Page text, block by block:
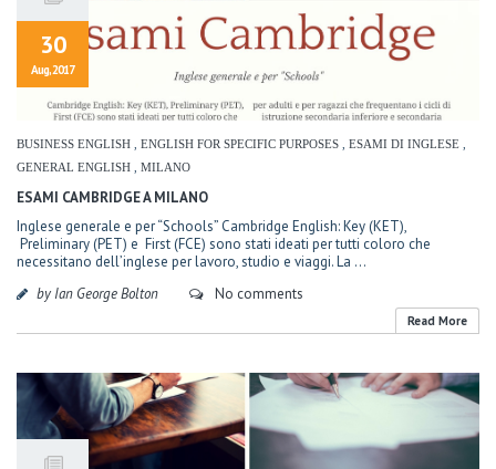
30
Aug, 2017
BUSINESS ENGLISH ENGLISH FOR SPECIFIC PURPOSES ESAMI DI INGLESE
GENERAL ENGLISH
MILANO
ESAMI CAMBRIDGE A MILANO
Inglese generale e per “Schools” Cambridge English: Key (KET),
Preliminary (PET) e First (FCE) sono stati ideati per tutti coloro che
necessitano dell’inglese per lavoro, studio e viaggi. La ...
by Ian George Bolton
No comments
Read More